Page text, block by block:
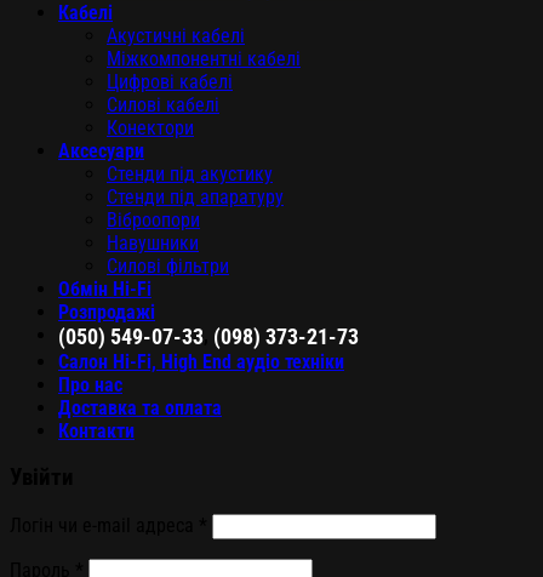
Кабелі
Акустичні кабелі
Міжкомпонентні кабелі
Цифрові кабелі
Силові кабелі
Конектори
Аксесуари
Стенди під акустику
Стенди під апаратуру
Віброопори
Навушники
Силові фільтри
Обмін Hi-Fi
Розпродажі
(050) 549-07-33 (098) 373-21-73
Салон Hi-Fi, High End аудіо техніки
Про нас
Доставка та оплата
Контакти